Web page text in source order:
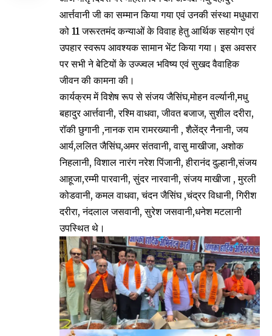
आर्त्तवानी जी का सम्मान किया गया एवं उनकी संस्था मधुधारा
को 11 जरूरतमंद कन्याओं के विवाह हेतु आर्थिक सहयोग एवं
उपहार स्वरूप आवश्यक सामान भेंट किया गया। इस अवसर
पर सभी ने बेटियों के उज्ज्वल भविष्य एवं सुखद वैवाहिक
जीवन की कामना की।
कार्यक्रम में विशेष रूप से संजय जैसिंघ,मोहन वर्ल्यानी,मधु
बहादुर आर्त्तवानी, रश्मि वाधवा, जीवत बजाज, सुशील दरीरा,
रॉकी छुगानी ,नानक राम रामरख्यानी , शैलेंद्र नैनानी, जय
आर्य,ललित जैसिंघ,अमर संतवानी, वासु माखीजा, अशोक
निहलानी, विशाल नारंग नरेश पिंजानी, हीरानंद दुल्हानी,संजय
आहूजा,रम्मी पारवानी, सुंदर नारवानी, संजय माखीजा , मुरली
कोडवानी, कमल वाधवा, चंदन जैसिंघ ,चंद्रर विधानी, गिरीश
दरीरा, नंदलाल जसवानी, सुरेश जसवानी,धनेश मटलानी
उपस्थित थे।